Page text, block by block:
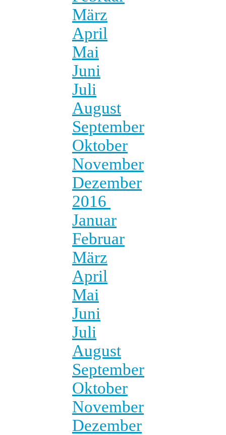
März
April
Mai
Juni
Juli
August
September
Oktober
November
Dezember
2016
Januar
Februar
März
April
Mai
Juni
Juli
August
September
Oktober
November
Dezember